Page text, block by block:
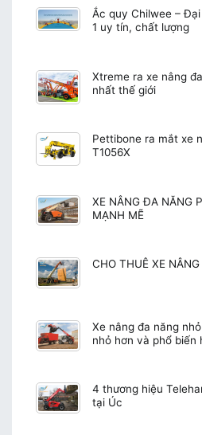
Ắc quy Chilwee –
1 uy tín, chất lượng
Xtreme ra xe nâng
nhất thế giới
Pettibone ra mắt xe
T1056X
XE NÂNG ĐA NĂNG
MẠNH MẼ
CHO THUÊ XE
Xe nâng đa năng
nhỏ hơn và phổ biến
4 thương hiệu
tại Úc